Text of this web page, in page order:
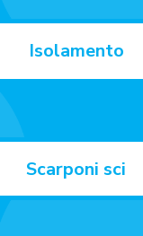
Isolamento
Scarponi sci